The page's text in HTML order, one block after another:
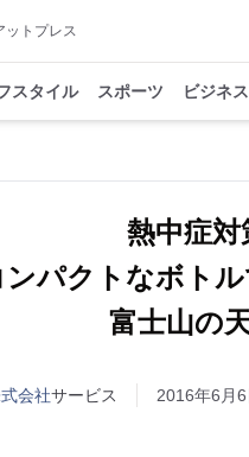
ットプレス
スタイル スポーツ ビジネス
熱中症対
ンパクトなボト
富士山の
会社サービス 2016年6月